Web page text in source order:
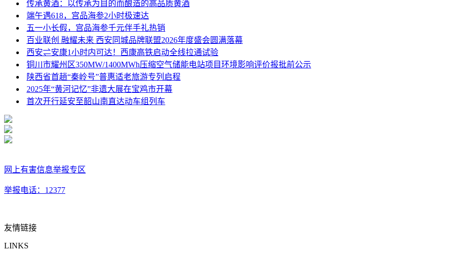
传承黄酒：以传承为目的而酿造的高品质黄酒
端午遇618，宫品海参2小时极速达
五一小长假，宫品海参千元伴手礼热销
百业联创 融耀未来 西安同城品牌联盟2026年度盛会圆满落幕
西安⇌安康1小时内可达！西康高铁启动全线拉通试验
铜川市耀州区350MW/1400MWh压缩空气储能电站项目环境影响评价报批前公示
陕西省首趟“秦岭号”普惠适老旅游专列启程
2025年“黄河记忆”非遗大展在宝鸡市开幕
首次开行延安至韶山南直达动车组列车
网上有害信息举报专区
举报电话：12377
友情链接
LINKS